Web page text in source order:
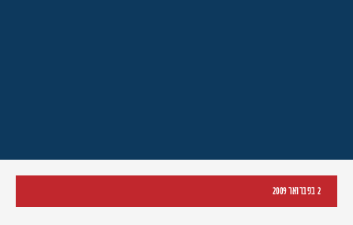
2 בפברואר 2009